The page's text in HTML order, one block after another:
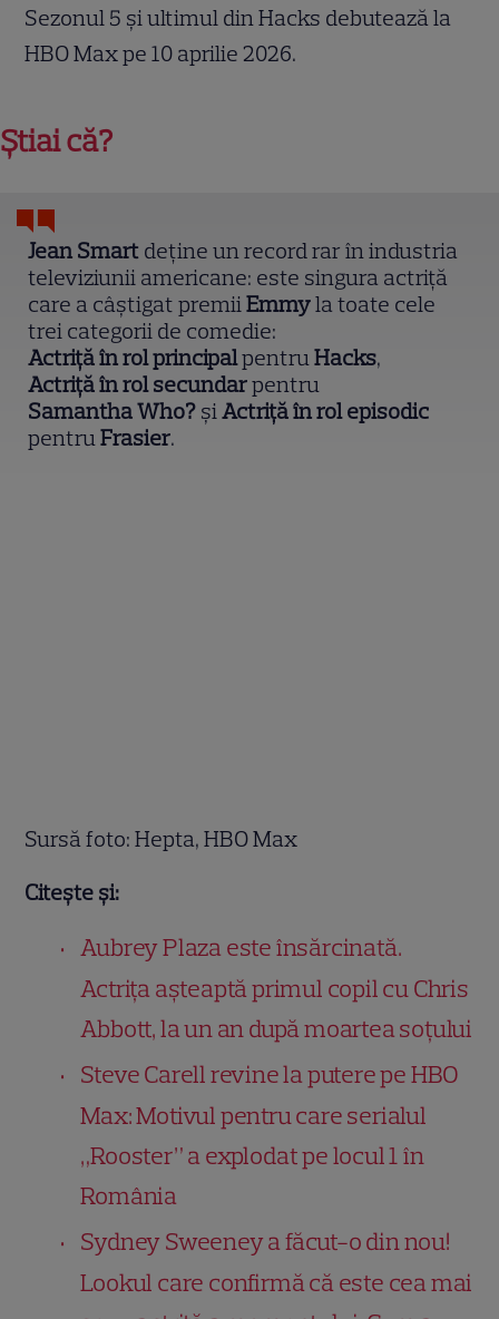
Sezonul 5 și ultimul din Hacks debutează la
HBO Max pe 10 aprilie 2026.
Știai că?
Jean Smart deține un record rar în industria
televiziunii americane: este singura actriță
care a câștigat premiiEmmyla toate cele
trei categorii de comedie:
Actriță în rol principalpentruHacks,
Actriță în rol secundarpentru
Samantha Who? șiActriță în rol episodic
pentruFrasier.
Sursă foto: Hepta, HBO Max
Citește și:
Aubrey Plaza este însărcinată.
Actrița așteaptă primul copil cu Chris
Abbott, la un an după moartea soțului
Steve Carell revine la putere pe HBO
Max: Motivul pentru care serialul
„Rooster” a explodat pe locul 1 în
România
Sydney Sweeney a făcut-o din nou!
Lookul care confirmă că este cea mai